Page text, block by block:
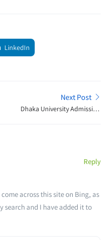
LinkedIn
Next Post
Dhaka University Admission
Reply
across this site on Bing, as
search and I have added it to